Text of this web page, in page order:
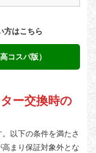
方はこちら
コスパ版）
ー交換時の
以下の条件を満たさ
まり保証対象外とな